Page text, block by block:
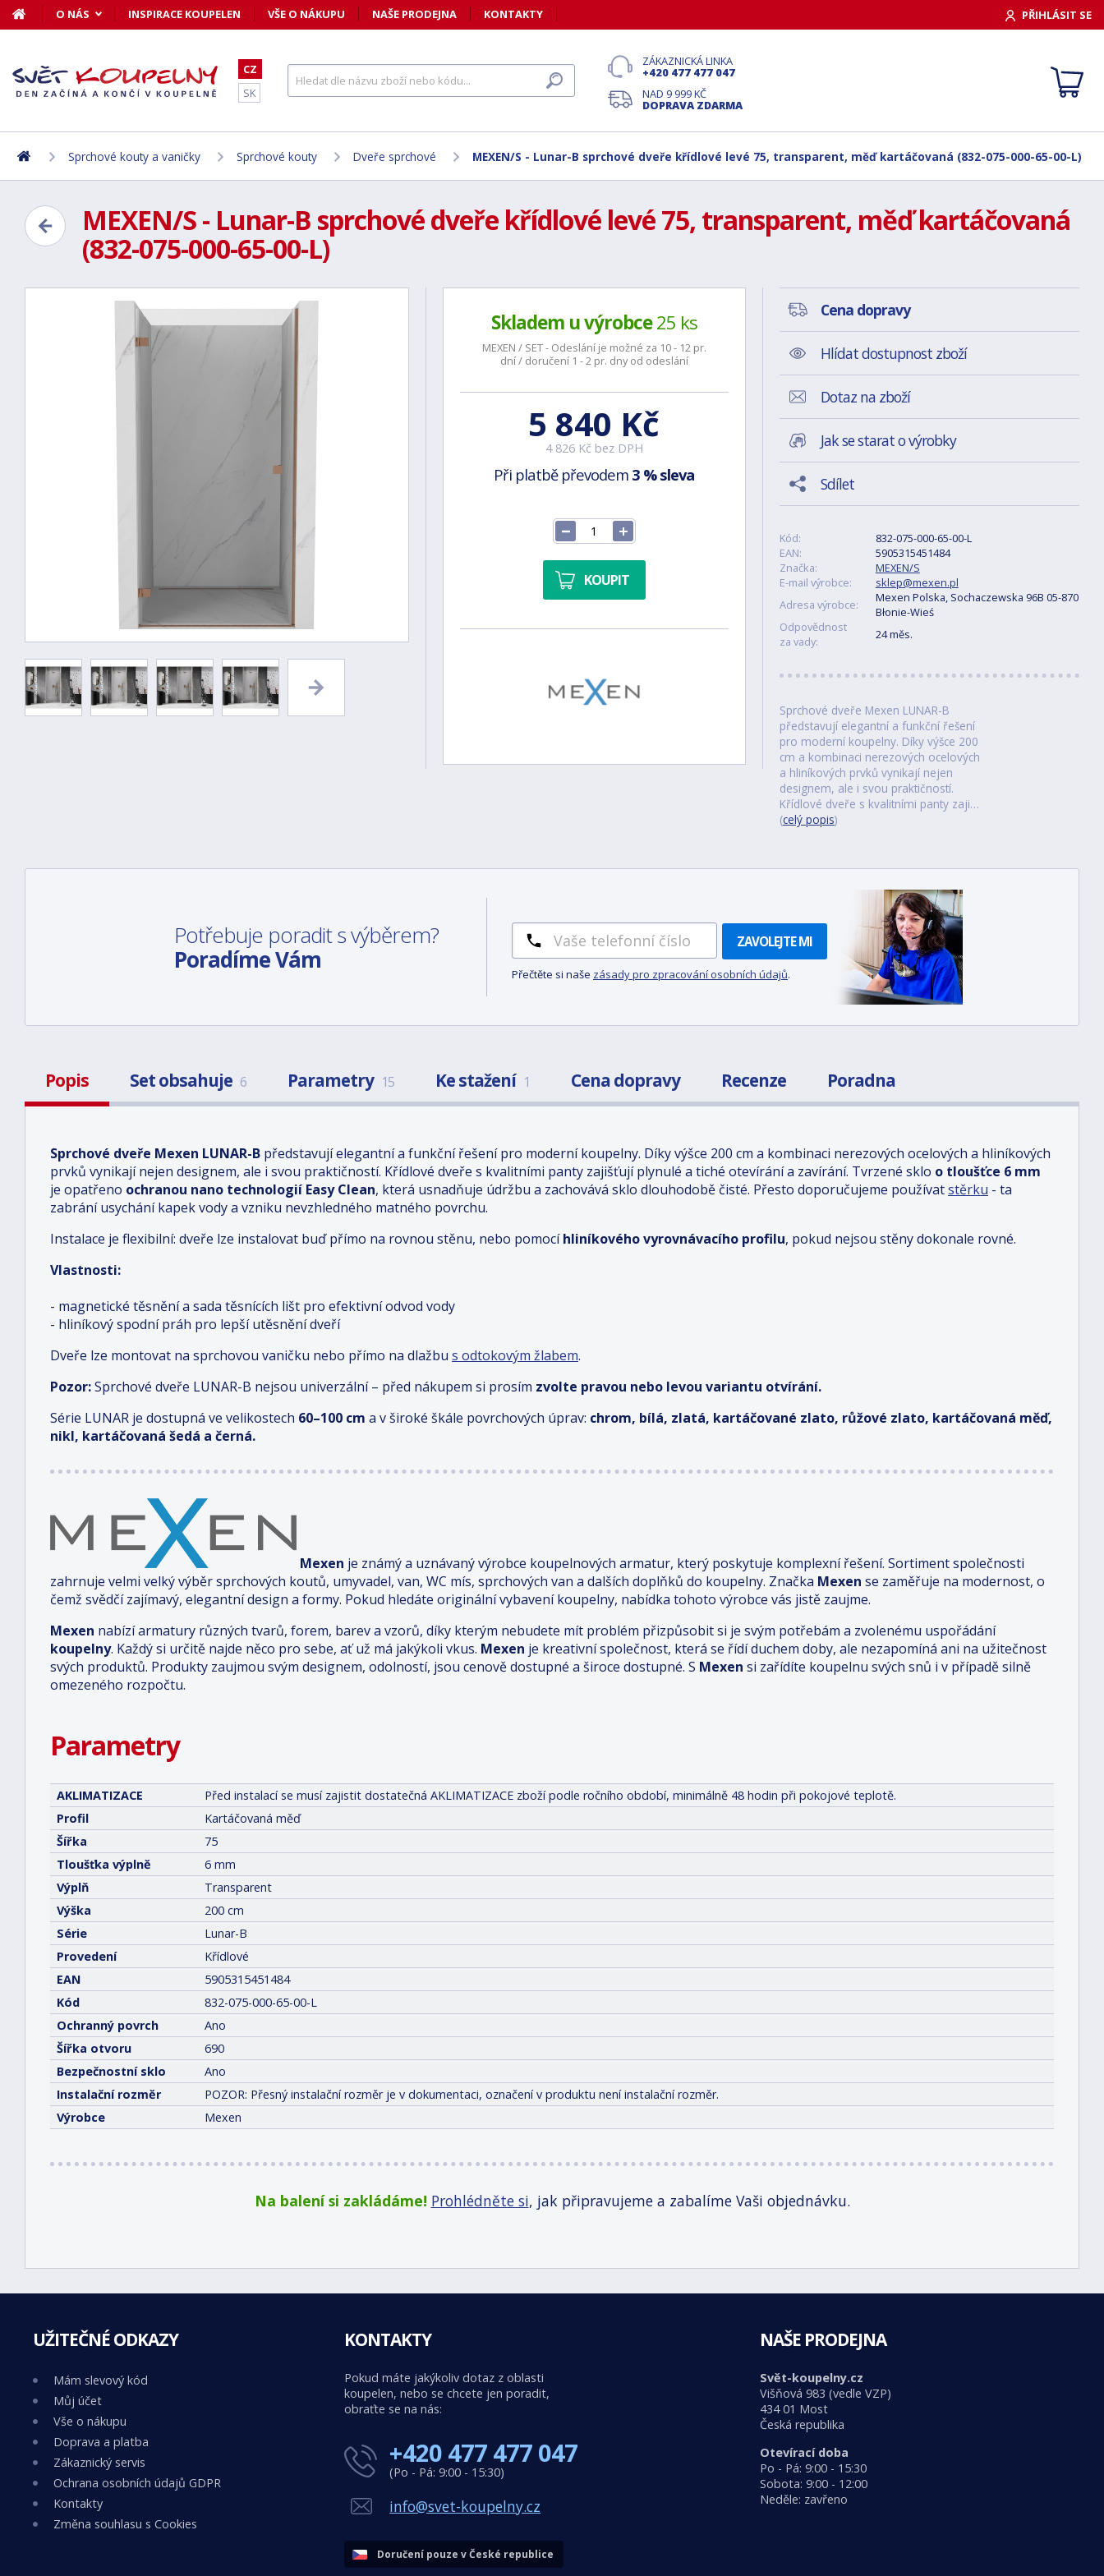
O NÁS INSPIRACE KOUPELEN VŠE O NÁKUPU NAŠE PRODEJNA KONTAKTY PŘIHLÁSIT SE
CZ
SK
ZÁKAZNICKÁ LINKA
+420 477 477 047
NAD 9 999 KČ
DOPRAVA ZDARMA
Sprchové kouty a vaničky Sprchové kouty Dveře sprchové MEXEN/S - Lunar-B sprchové dveře křídlové levé 75, transparent, měď kartáčovaná (832-075-000-65-00-L)
MEXEN/S - Lunar-B sprchové dveře křídlové levé 75, transparent, měď kartáčovaná
(832-075-000-65-00-L)
Skladem u výrobce25 ks
MEXEN / SET - Odeslání je možné za 10 - 12 pr.
dní / doručení 1 - 2 pr. dny od odeslání
5 840 Kč
4 826 Kč bez DPH
Při platbě převodem 3 % sleva
KOUPIT
Cena dopravy
Hlídat dostupnost zboží
Dotaz na zboží
Jak se starat o výrobky
Sdílet
Kód:
832-075-000-65-00-L
EAN:
5905315451484
Značka:
MEXEN/S
E-mail výrobce:
sklep@mexen.pl
Adresa výrobce:
Mexen Polska, Sochaczewska 96B 05-870
Błonie-Wieś
Odpovědnost
za vady:
24 měs.
Sprchové dveře Mexen LUNAR-B
představují elegantní a funkční řešení
pro moderní koupelny. Díky výšce 200
cm a kombinaci nerezových ocelových
a hliníkových prvků vynikají nejen
designem, ale i svou praktičností.
Křídlové dveře s kvalitními panty zaji…
(celý popis)
Potřebuje poradit s výběrem?
Poradíme Vám
ZAVOLEJTE MI
Přečtěte si naše zásady pro zpracování osobních údajů.
Popis Set obsahuje 6 Parametry 15 Ke stažení 1 Cena dopravy Recenze Poradna
Sprchové dveře Mexen LUNAR-B představují elegantní a funkční řešení pro moderní koupelny. Díky výšce 200 cm a kombinaci nerezových ocelových a hliníkových
prvků vynikají nejen designem, ale i svou praktičností. Křídlové dveře s kvalitními panty zajišťují plynulé a tiché otevírání a zavírání. Tvrzené sklo o tloušťce 6 mm
je opatřeno ochranou nano technologií Easy Clean, která usnadňuje údržbu a zachovává sklo dlouhodobě čisté. Přesto doporučujeme používatstěrku - ta
zabrání usychání kapek vody a vzniku nevzhledného matného povrchu.
Instalace je flexibilní: dveře lze instalovat buď přímo na rovnou stěnu, nebo pomocí hliníkového vyrovnávacího profilu, pokud nejsou stěny dokonale rovné.
Vlastnosti:
- magnetické těsnění a sada těsnících lišt pro efektivní odvod vody
- hliníkový spodní práh pro lepší utěsnění dveří
Dveře lze montovat na sprchovou vaničku nebo přímo na dlažbu s odtokovým žlabem.
Pozor:Sprchové dveře LUNAR-B nejsou univerzální – před nákupem si prosím zvolte pravou nebo levou variantu otvírání.
Série LUNAR je dostupná ve velikostech 60–100 cm a v široké škále povrchových úprav: chrom, bílá, zlatá, kartáčované zlato, růžové zlato, kartáčovaná měď,
nikl, kartáčovaná šedá a černá.
Mexen je známý a uznávaný výrobce koupelnových armatur, který poskytuje komplexní řešení. Sortiment společnosti
zahrnuje velmi velký výběr sprchových koutů, umyvadel, van, WC mís, sprchových van a dalších doplňků do koupelny. Značka Mexen se zaměřuje na modernost, o
čemž svědčí zajímavý, elegantní design a formy. Pokud hledáte originální vybavení koupelny, nabídka tohoto výrobce vás jistě zaujme.
Mexen nabízí armatury různých tvarů, forem, barev a vzorů, díky kterým nebudete mít problém přizpůsobit si je svým potřebám a zvolenému uspořádání
koupelny. Každý si určitě najde něco pro sebe, ať už má jakýkoli vkus. Mexen je kreativní společnost, která se řídí duchem doby, ale nezapomíná ani na užitečnost
svých produktů. Produkty zaujmou svým designem, odolností, jsou cenově dostupné a široce dostupné. S Mexen si zařídíte koupelnu svých snů i v případě silně
omezeného rozpočtu.
Parametry
AKLIMATIZACE
Před instalací se musí zajistit dostatečná AKLIMATIZACE zboží podle ročního období, minimálně 48 hodin při pokojové teplotě.
Profil
Kartáčovaná měď
Šířka
75
Tloušťka výplně
6 mm
Výplň
Transparent
Výška
200 cm
Série
Lunar-B
Provedení
Křídlové
EAN
5905315451484
Kód
832-075-000-65-00-L
Ochranný povrch
Ano
Šířka otvoru
690
Bezpečnostní sklo
Ano
Instalační rozměr
POZOR: Přesný instalační rozměr je v dokumentaci, označení v produktu není instalační rozměr.
Výrobce
Mexen
Na balení si zakládáme! Prohlédněte si, jak připravujeme a zabalíme Vaši objednávku.
UŽITEČNÉ ODKAZY
Mám slevový kód
Můj účet
Vše o nákupu
Doprava a platba
Zákaznický servis
Ochrana osobních údajů GDPR
Kontakty
Změna souhlasu s Cookies
KONTAKTY
Pokud máte jakýkoliv dotaz z oblasti
koupelen, nebo se chcete jen poradit,
obraťte se na nás:
+420 477 477 047
(Po - Pá: 9:00 - 15:30)
info@svet-koupelny.cz
Doručení pouze v České republice
NAŠE PRODEJNA
Svět-koupelny.cz
Višňová 983 (vedle VZP)
434 01 Most
Česká republika
Otevírací doba
Po - Pá: 9:00 - 15:30
Sobota: 9:00 - 12:00
Neděle: zavřeno